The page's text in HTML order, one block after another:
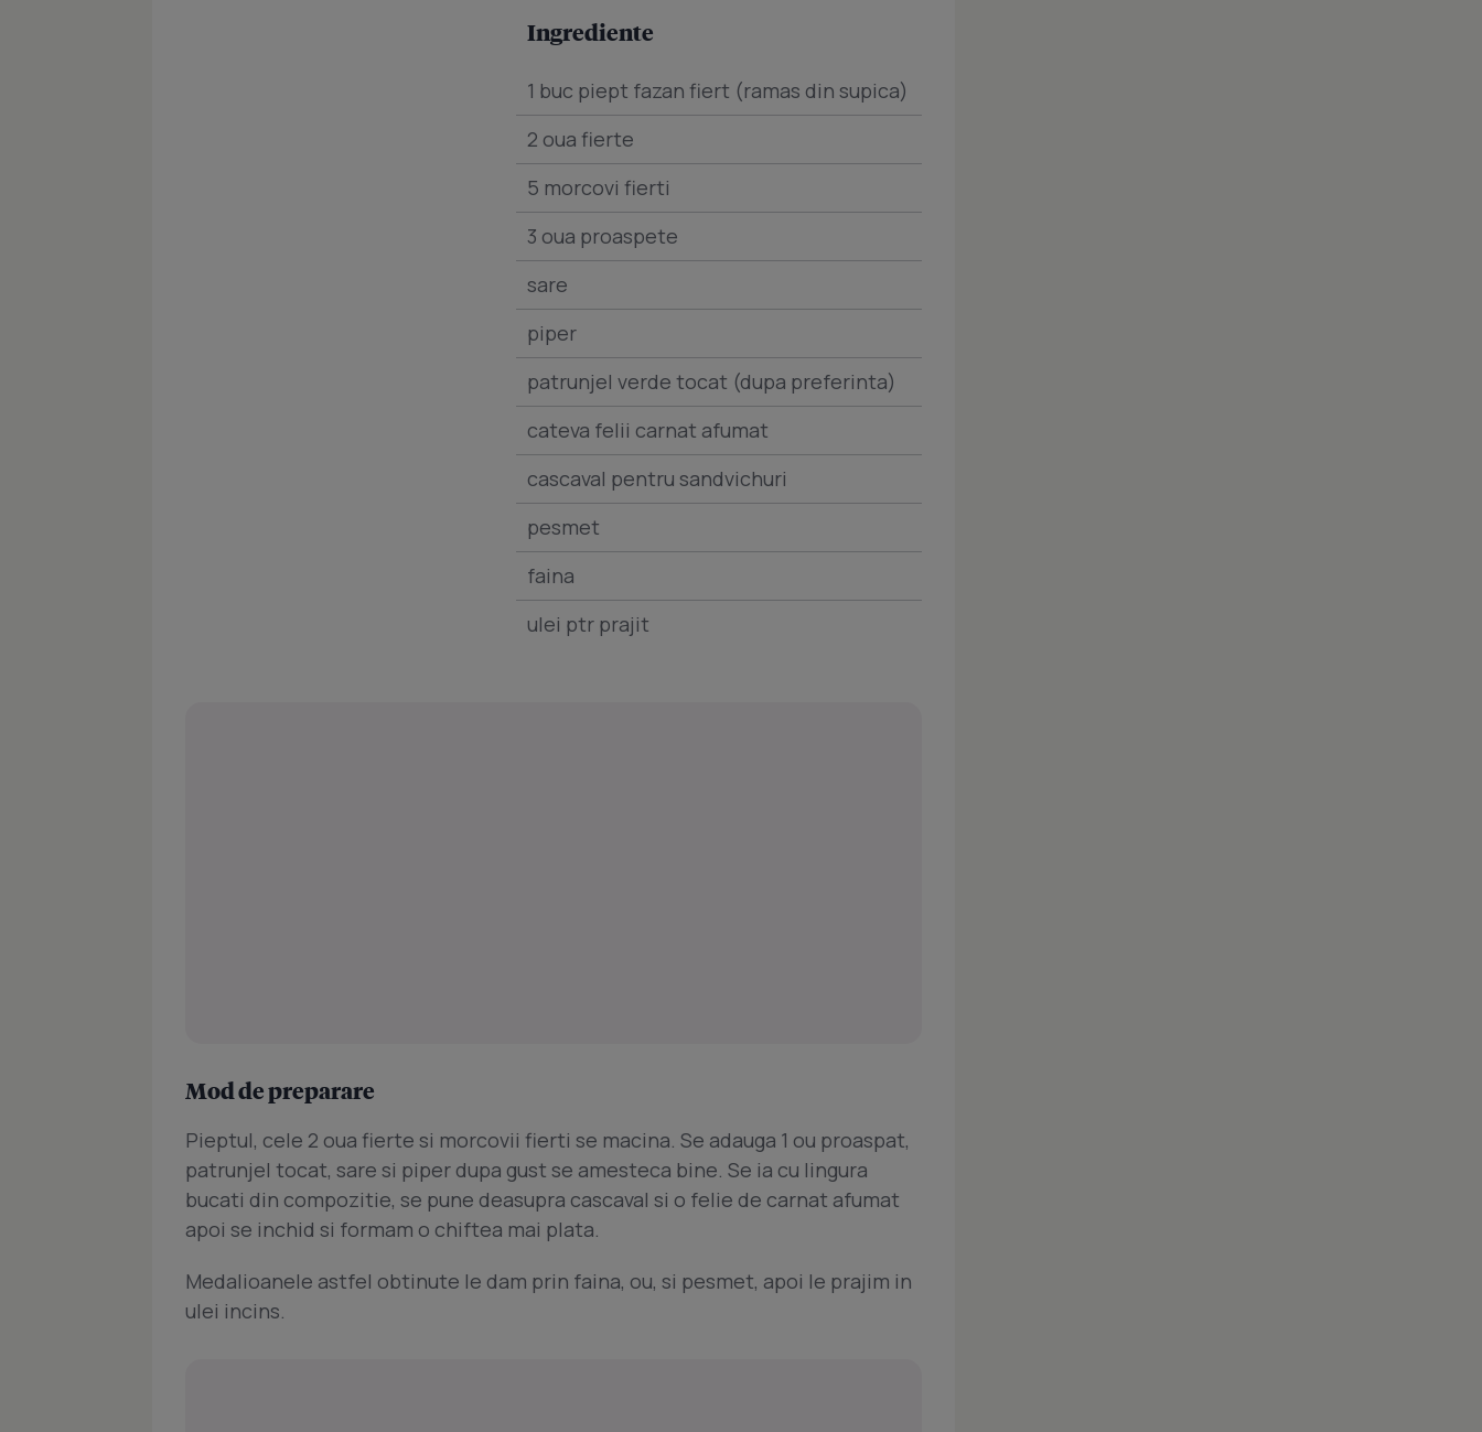
Ingrediente
1 buc piept fazan fiert (ramas din supica)
2 oua fierte
5 morcovi fierti
3 oua proaspete
sare
piper
patrunjel verde tocat (dupa preferinta)
cateva felii carnat afumat
cascaval pentru sandvichuri
pesmet
faina
ulei ptr prajit
Mod de preparare
Pieptul, cele 2 oua fierte si morcovii fierti se macina. Se adauga 1 ou proaspat,
patrunjel tocat, sare si piper dupa gust se amesteca bine. Se ia cu lingura
bucati din compozitie, se pune deasupra cascaval si o felie de carnat afumat
apoi se inchid si formam o chiftea mai plata.
Medalioanele astfel obtinute le dam prin faina, ou, si pesmet, apoi le prajim in
ulei incins.